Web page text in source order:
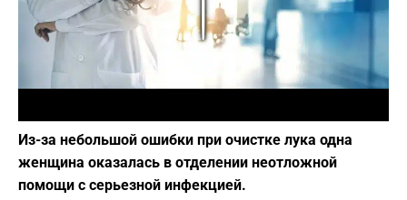
Play
Из-за небольшой ошибки при очистке лука одна
женщина оказалась в отделении неотложной
помощи с серьезной инфекцией.